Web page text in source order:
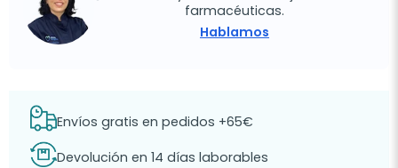
farmacéuticas.
Hablamos
Envíos gratis en pedidos +65€
Devolución en 14 días laborables